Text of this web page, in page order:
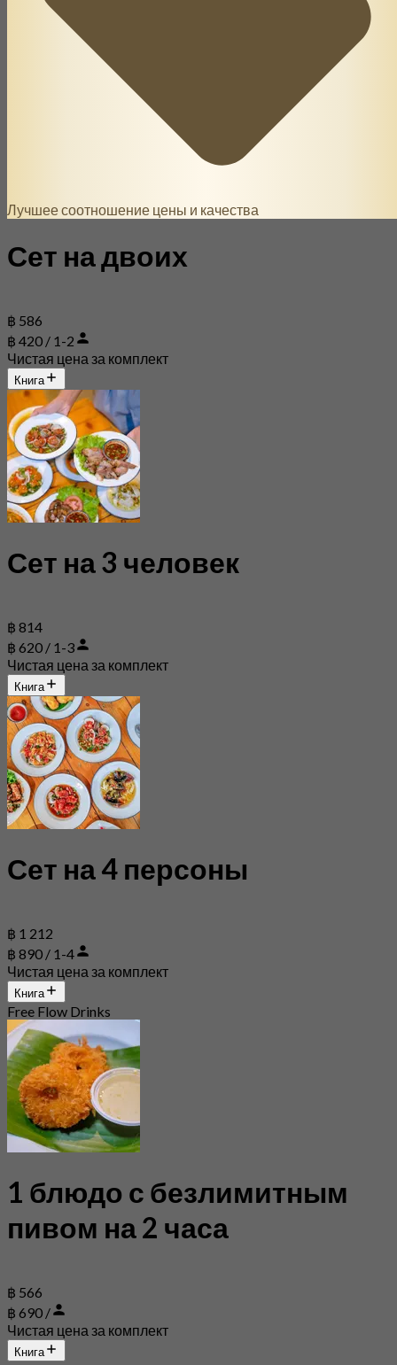
Лучшее соотношение цены и качества
Сет на двоих
฿ 586
฿ 420 / 1-2
Чистая цена за комплект
Книга
Сет на 3 человек
฿ 814
฿ 620 / 1-3
Чистая цена за комплект
Книга
Сет на 4 персоны
฿ 1 212
฿ 890 / 1-4
Чистая цена за комплект
Книга
Free Flow Drinks
1 блюдо с безлимитным
пивом на 2 часа
฿ 566
฿ 690 /
Чистая цена за комплект
Книга